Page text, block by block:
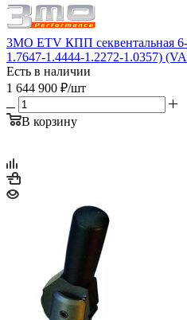
3MO ETV КПП секвентальная
1.7647-1.4444-1.2272-1.0357)
Есть в наличии
1 644 900 ₽/шт
В корзину